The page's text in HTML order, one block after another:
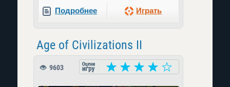
Подробнее Играть
Age of Civilizations II
9603